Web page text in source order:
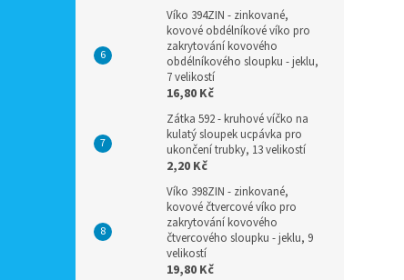
Víko 394ZIN - zinkované,
kovové obdélníkové víko pro
zakrytování kovového
obdélníkového sloupku - jeklu,
7 velikostí
16,80 Kč
Zátka 592 - kruhové víčko na
kulatý sloupek ucpávka pro
ukončení trubky, 13 velikostí
2,20 Kč
Víko 398ZIN - zinkované,
kovové čtvercové víko pro
zakrytování kovového
čtvercového sloupku - jeklu, 9
velikostí
19,80 Kč